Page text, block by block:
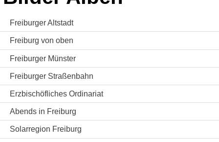
Freiburger Altstadt
Freiburg von oben
Freiburger Münster
Freiburger Straßenbahn
Erzbischöfliches Ordinariat
Abends in Freiburg
Solarregion Freiburg